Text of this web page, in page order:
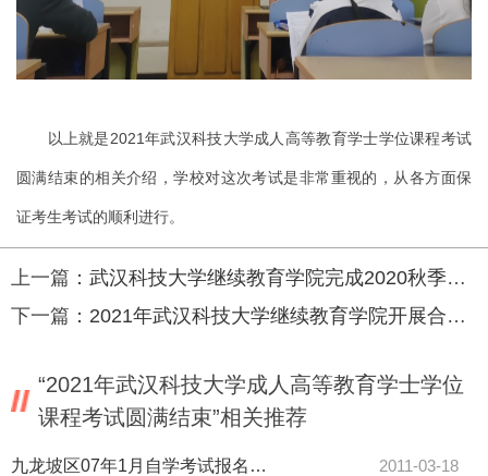
以上就是2021年武汉科技大学成人高等教育学士学位课程考试
圆满结束的相关介绍，学校对这次考试是非常重视的，从各方面保
证考生考试的顺利进行。
上一篇： 武汉科技大学继续教育学院完成2020秋季成等学历电子注册及证书办理
下一篇： 2021年武汉科技大学继续教育学院开展合作培训项目专家评审
“2021年武汉科技大学成人高等教育学士学位
课程考试圆满结束”相关推荐
九龙坡区07年1月自学考试报名时间安排-自考 2011-03-18